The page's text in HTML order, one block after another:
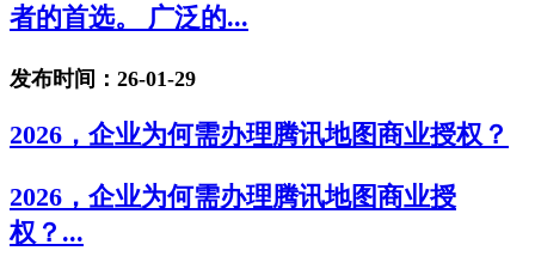
者的首选。 广泛的...
发布时间：26-01-29
2026，企业为何需办理腾讯地图商业授权？
2026，企业为何需办理腾讯地图商业授
权？...